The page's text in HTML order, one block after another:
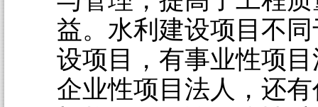
益。水利建设项目不
设项目，有事业性项
企业性项目法人，还